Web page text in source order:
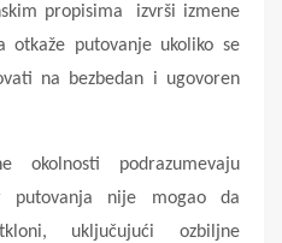
propisima izvrši izmene
putovanje ukoliko se
na bezbedan i ugovoren
okolnosti podrazumevaju
putovanja nije mogao da
uključujući ozbiljne